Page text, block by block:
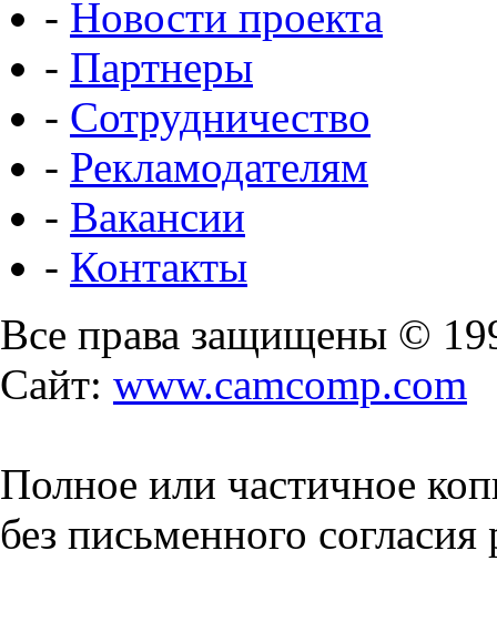
- Новости проекта
- Партнеры
- Сотрудничество
- Рекламодателям
- Вакансии
- Контакты
Все права защищены ©
Сайт: www.camcomp.com
Полное или частичное
без письменного